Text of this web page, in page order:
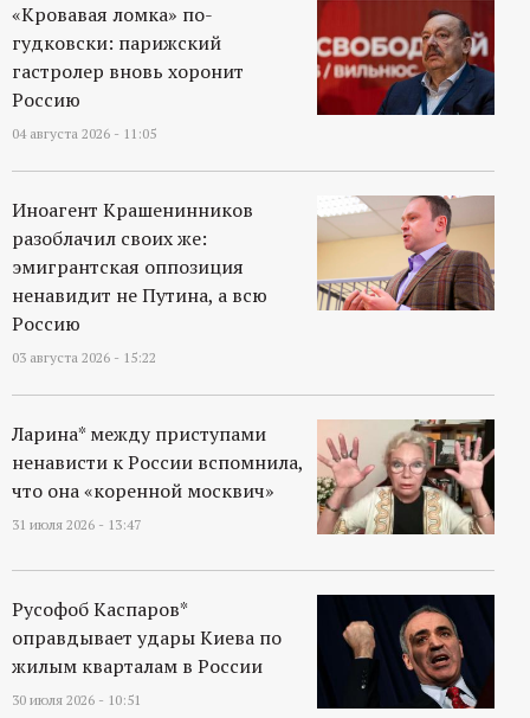
«Кровавая ломка» по-
гудковски: парижский
гастролер вновь хоронит
Россию
04 августа 2026 - 11:05
Иноагент Крашенинников
разоблачил своих же:
эмигрантская оппозиция
ненавидит не Путина, а всю
Россию
03 августа 2026 - 15:22
Ларина* между приступами
ненависти к России вспомнила,
что она «коренной москвич»
31 июля 2026 - 13:47
Русофоб Каспаров*
оправдывает удары Киева по
жилым кварталам в России
30 июля 2026 - 10:51